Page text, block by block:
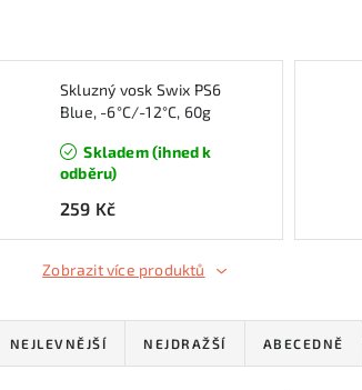
Skluzný vosk Swix PS6
Blue, -6°C/-12°C, 60g
Skladem (ihned k
odběru)
259 Kč
Zobrazit více produktů
NEJLEVNĚJŠÍ NEJDRAŽŠÍ ABECEDNĚ